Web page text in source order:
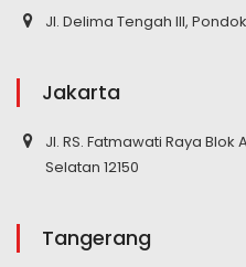
Jl. Delima Tengah III,
Jakarta
Jl. RS. Fatmawati Raya Blok
Selatan 12150
Tangerang